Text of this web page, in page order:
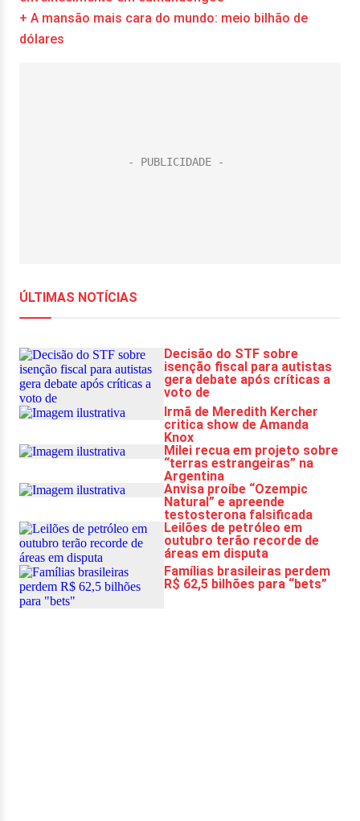
+ A mansão mais cara do mundo: meio bilhão de
dólares